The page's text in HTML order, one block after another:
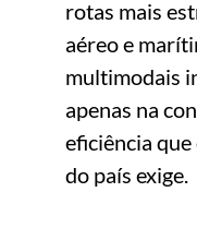
rotas mais
aéreo e
multimodais
apenas na
eficiência
do país exige.